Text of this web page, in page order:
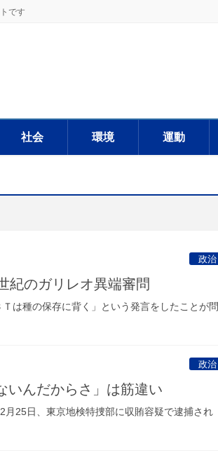
です
社会 環境 運動
政治
紀のガリレオ異端審問
は種の保存に背く」という発言をしたことが問
政治
いんだからさ」は筋違い
25日、東京地検特捜部に収賄容疑で逮捕され